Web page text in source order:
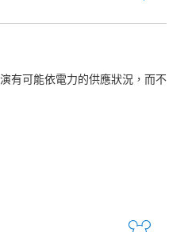
有可能依電力的供應狀況，而不